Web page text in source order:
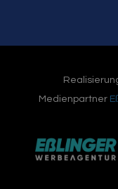
Medienpartner